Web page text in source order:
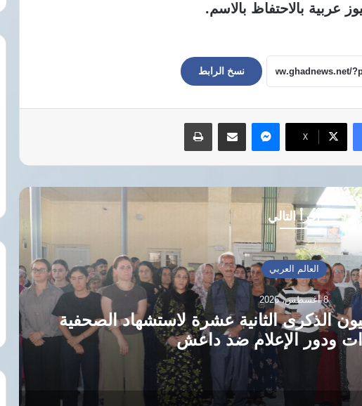
عربية بالاحتفاظ بالاسم.
نسخ الرابط
‫X
ماسنجر مشاركة عبر البريد طباعة
أقرأ التالي
العالم العربي
8 أغسطس، 2026
الذكرى الثانية عشرة لاستشهاد الصحفية
ودور الإعلام ضد داعش